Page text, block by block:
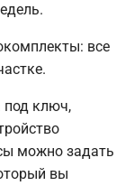
все
под ключ,
можно задать
вы